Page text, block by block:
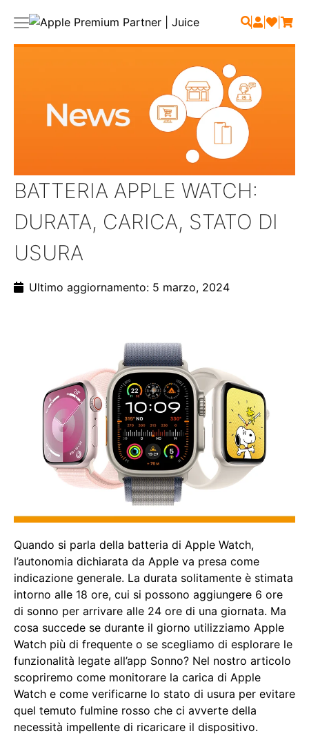
| | |
BATTERIA APPLE WATCH:
DURATA, CARICA, STATO DI
USURA
Ultimo aggiornamento: 5 marzo, 2024
Quando si parla della batteria di Apple Watch,
l’autonomia dichiarata da Apple va presa come
indicazione generale. La durata solitamente è stimata
intorno alle 18 ore, cui si possono aggiungere 6 ore
di sonno per arrivare alle 24 ore di una giornata. Ma
cosa succede se durante il giorno utilizziamo Apple
Watch più di frequente o se scegliamo di esplorare le
funzionalità legate all’app Sonno? Nel nostro articolo
scopriremo come monitorare la carica di Apple
Watch e come verificarne lo stato di usura per evitare
quel temuto fulmine rosso che ci avverte della
necessità impellente di ricaricare il dispositivo.